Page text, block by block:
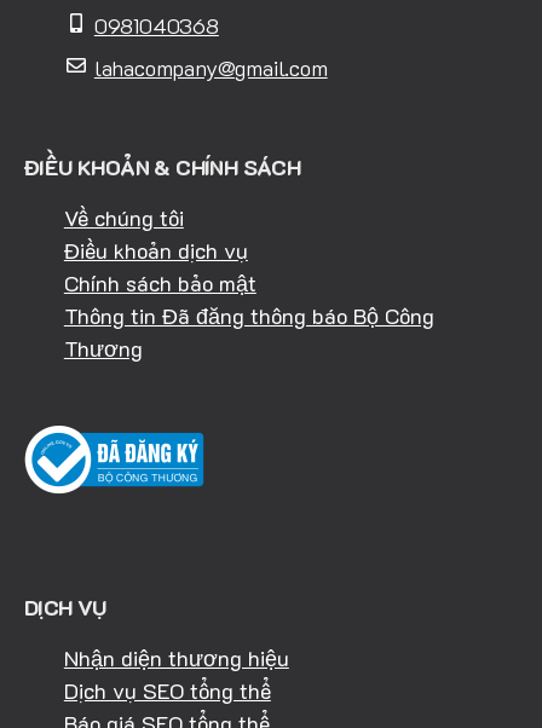
0981040368
lahacompany@gmail.com
ĐIỀU KHOẢN & CHÍNH SÁCH
Về chúng tôi
Điều khoản dịch vụ
Chính sách bảo mật
Thông tin Đã đăng thông báo Bộ Công
Thương
DỊCH VỤ
Nhận diện thương hiệu
Dịch vụ SEO tổng thể